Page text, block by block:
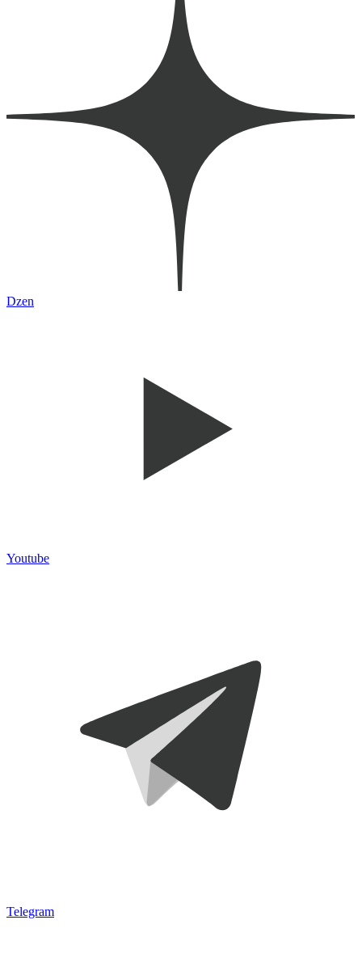
Dzen
Youtube
Telegram